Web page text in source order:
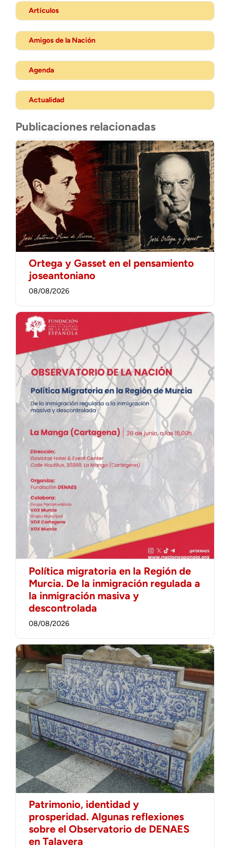
Artículos
Amigos de la Nación
Agenda
Actualidad
Publicaciones relacionadas
Ortega y Gasset en el pensamiento
joseantoniano
08/08/2026
Política migratoria en la Región de
Murcia. De la inmigración regulada a
la inmigración masiva y
descontrolada
08/08/2026
Patrimonio, identidad y
prosperidad. Algunas reflexiones
sobre el Observatorio de DENAES
en Talavera